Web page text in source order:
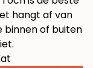
hangt af van
binnen of buiten